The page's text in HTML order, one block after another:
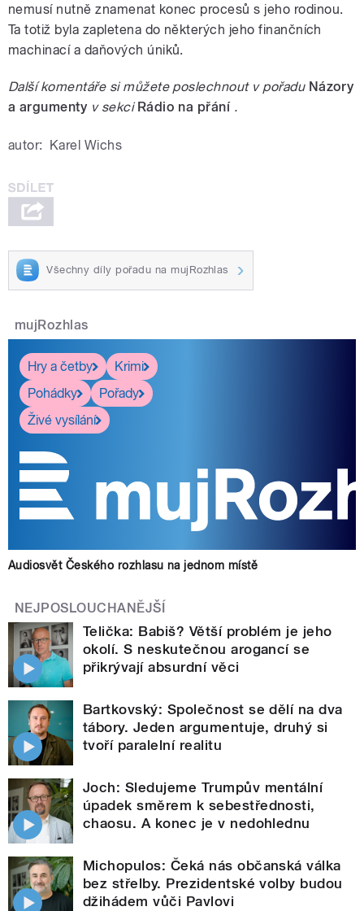
nemusí nutně znamenat konec procesů s jeho rodinou.
Ta totiž byla zapletena do některých jeho finančních
machinací a daňových úniků.
Další komentáře si můžete poslechnout v pořadu Názory
a argumenty v sekci Rádio na přání .
autor: Karel Wichs
Všechny díly pořadu na mujRozhlas
mujRozhlas
Hry a četby
Krimi
Pohádky
Pořady
Živé vysílání
Audiosvět Českého rozhlasu na jednom místě
NEJPOSLOUCHANĚJŠÍ
Telička: Babiš? Větší problém je jeho
okolí. S neskutečnou arogancí se
přikrývají absurdní věci
Bartkovský: Společnost se dělí na dva
tábory. Jeden argumentuje, druhý si
tvoří paralelní realitu
Joch: Sledujeme Trumpův mentální
úpadek směrem k sebestřednosti,
chaosu. A konec je v nedohlednu
Michopulos: Čeká nás občanská válka
bez střelby. Prezidentské volby budou
džihádem vůči Pavlovi